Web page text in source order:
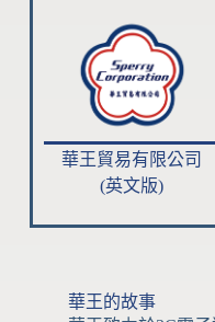
華王貿易有限公司
(英文版)
華王的故事